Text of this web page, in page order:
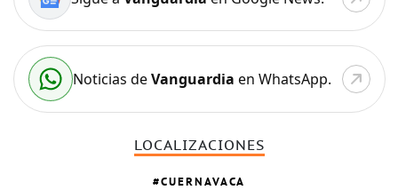
Noticias deVanguardia en WhatsApp.
LOCALIZACIONES
CUERNAVACA